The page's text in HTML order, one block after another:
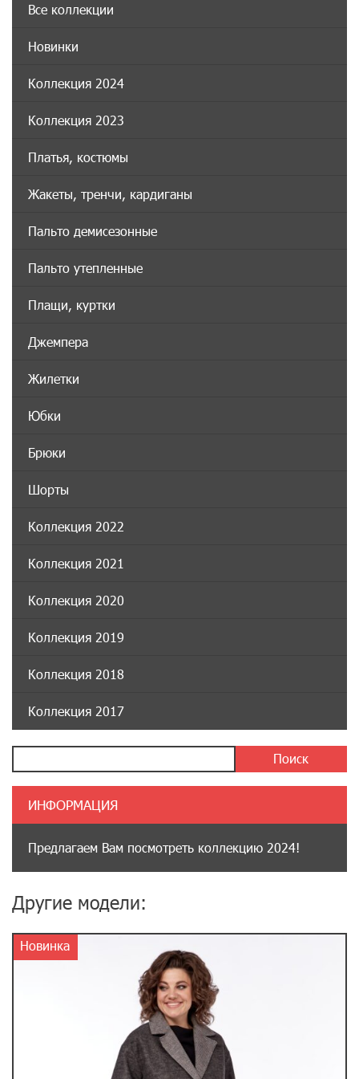
Все коллекции
Новинки
Коллекция 2024
Коллекция 2023
Платья, костюмы
Жакеты, тренчи, кардиганы
Пальто демисезонные
Пальто утепленные
Плащи, куртки
Джемпера
Жилетки
Юбки
Брюки
Шорты
Коллекция 2022
Коллекция 2021
Коллекция 2020
Коллекция 2019
Коллекция 2018
Коллекция 2017
ИНФОРМАЦИЯ
Предлагаем Вам посмотреть коллекцию 2024!
Другие модели:
Новинка